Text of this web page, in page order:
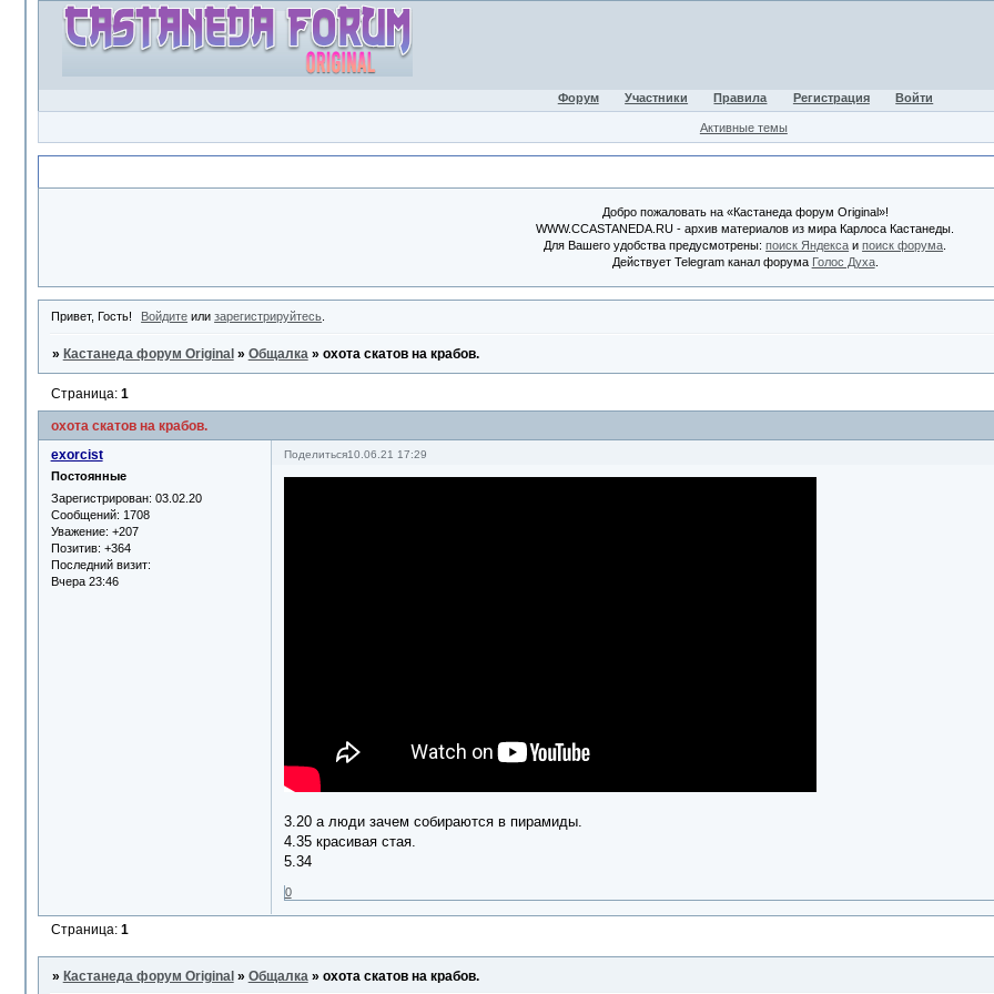
Форум Участники Правила Регистрация Войти
Активные темы
Добро пожаловать на «Кастанеда форум Original»!
WWW.CCASTANEDA.RU - архив материалов из мира Карлоса Кастанеды.
Для Вашего удобства предусмотрены:поиск Яндекса ипоиск форума
Действует Telegram канал форума Голос Духа.
Привет, Гость! Войдите илизарегистрируйтесь
» Кастанеда форум Original » Общалка » охота скатов на крабов.
охота скатов на крабов.
Страница: 1
Поделиться10.06.21 17:29
exorcist
Постоянные
Зарегистрирован: 03.02.20
Сообщений: 1708
Уважение: +207
Позитив: +364
Последний визит:
Вчера 23:46
3.20 а люди зачем собираются в пирамиды.
4.35 красивая стая.
5.34
0
Страница: 1
» Кастанеда форум Original » Общалка » охота скатов на крабов.